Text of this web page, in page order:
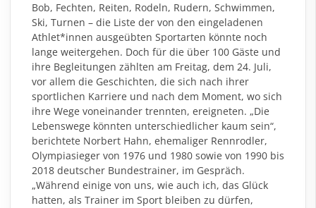
Bob, Fechten, Reiten, Rodeln, Rudern, Schwimmen,
Ski, Turnen – die Liste der von den eingeladenen
Athlet*innen ausgeübten Sportarten könnte noch
lange weitergehen. Doch für die über 100 Gäste und
ihre Begleitungen zählten am Freitag, dem 24. Juli,
vor allem die Geschichten, die sich nach ihrer
sportlichen Karriere und nach dem Moment, wo sich
ihre Wege voneinander trennten, ereigneten. „Die
Lebenswege könnten unterschiedlicher kaum sein“,
berichtete Norbert Hahn, ehemaliger Rennrodler,
Olympiasieger von 1976 und 1980 sowie von 1990 bis
2018 deutscher Bundestrainer, im Gespräch.
„Während einige von uns, wie auch ich, das Glück
hatten, als Trainer im Sport bleiben zu dürfen,